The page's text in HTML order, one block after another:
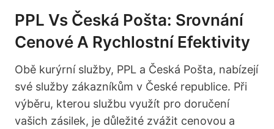
PPL Vs Česká Pošta: Srovnání
Cenové A Rychlostní Efektivity
Obě kurýrní služby, PPL a Česká Pošta, nabízejí
své služby zákazníkům v České republice. Při
výběru, kterou službu využít pro doručení
vašich zásilek, je důležité zvážit cenovou a